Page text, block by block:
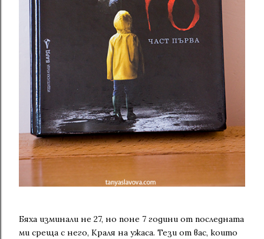
Бяха изминали не 27, но поне 7 години от последната
ми среща с него, Краля на ужаса. Тези от вас, които